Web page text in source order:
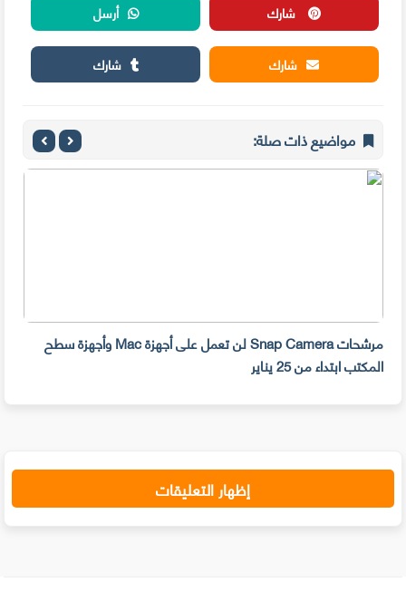
شارك
أرسل
شارك
شارك
مواضيع ذات صلة:
مرشحات Snap Camera لن تعمل على أجهزة Mac وأجهزة سطح
المكتب ابتداء من 25 يناير
إظهار التعليقات